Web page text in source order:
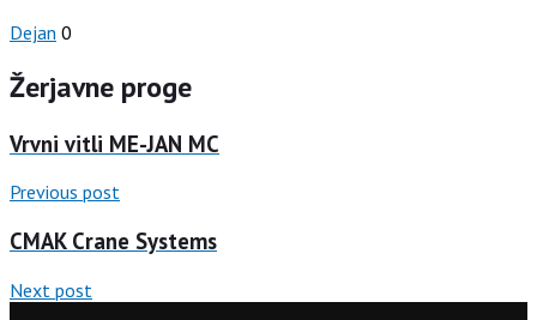
Dejan 0
Žerjavne proge
Vrvni vitli ME-JAN MC
Previous post
CMAK Crane Systems
Next post